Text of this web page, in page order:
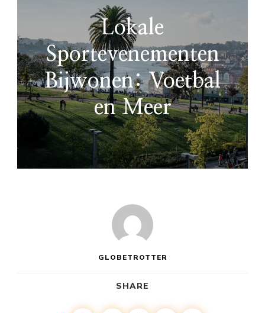
Lokale
Sportevenementen
Bijwonen: Voetbal
en Meer
GLOBETROTTER
SHARE